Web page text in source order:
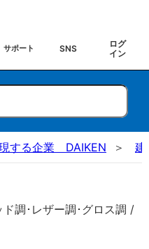
サポート SNS
ログ
イン
現する企業 DAIKEN 建
調･レザー調･グロス調 /